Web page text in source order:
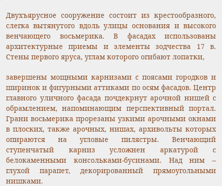
Двухъярусное сооружение состоит из крестообразного,
слегка вытянутого вдоль улицы основания и высокого
венчающего восьмерика. В фасадах использованы
архитектурные приемы и элементы зодчества 17 в.
Стены первого яруса, углам которого огибают лопатки,
завершены мощными карнизами с поясами городков и
ширинок и фигурными аттиками по осям фасадов. Центр
главного уличного фасада почдекрнут арочной нишей с
обрамлением, напоминающим перспективный портал.
Грани восьмерика прорезаны узкими арочными окнами
в плоских, также арочных, нишах, архивольты которых
опираются на угловые пилястры. Венчающий
ступенчатый карниз усложнен аркатурой с
белокаменными консольками-бусинами. Над ним –
глухой парапет, декорированный прямоугольными
нишками.